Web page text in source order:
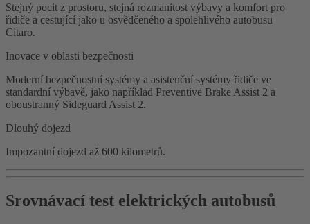
Stejný pocit z prostoru, stejná rozmanitost výbavy a komfort pro
řidiče a cestující jako u osvědčeného a spolehlivého autobusu
Citaro.
Inovace v oblasti bezpečnosti
Moderní bezpečnostní systémy a asistenční systémy řidiče ve
standardní výbavě, jako například Preventive Brake Assist 2 a
oboustranný Sideguard Assist 2.
Dlouhý dojezd
Impozantní dojezd až 600 kilometrů.
Srovnávací test elektrických autobusů